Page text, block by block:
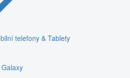
telefony & Tablety